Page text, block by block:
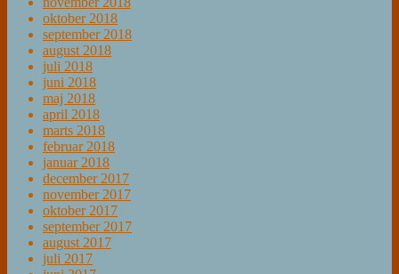
oktober 2018
september 2018
august 2018
juli 2018
juni 2018
maj 2018
april 2018
marts 2018
februar 2018
januar 2018
december 2017
november 2017
oktober 2017
september 2017
august 2017
juli 2017